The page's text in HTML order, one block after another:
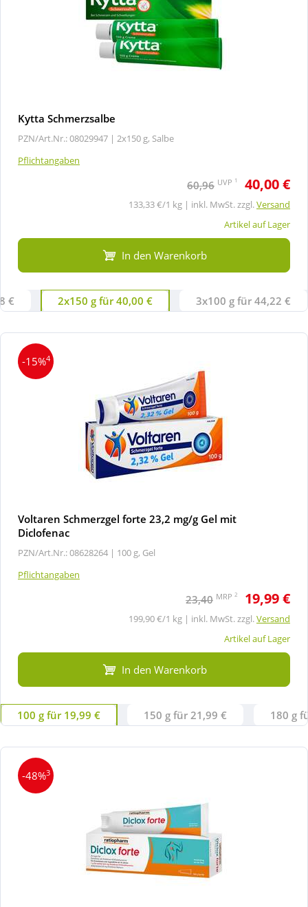
Kytta Schmerzsalbe
PZN/Art.Nr.: 08029947 | 2x150 g, Salbe
Pflichtangaben
60,96 UVP 1 40,00 €
133,33 €/1 kg | inkl. MwSt. zzgl.Versand
Artikel auf Lager
In den Warenkorb
€ 2x150 g für 40,00 € 3x100 g für 44,22 €
-15%4
Voltaren Schmerzgel forte 23,2 mg/g Gel mit
Diclofenac
PZN/Art.Nr.: 08628264 | 100 g, Gel
Pflichtangaben
23,40 MRP 2 19,99 €
199,90 €/1 kg | inkl. MwSt. zzgl.Versand
Artikel auf Lager
In den Warenkorb
100 g für 19,99 € 150 g für 21,99 € 180 g
-48%3